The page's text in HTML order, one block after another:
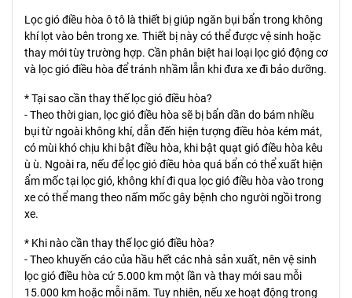
Lọc gió điều hòa ô tô là thiết bị giúp ngăn bụi bẩn trong không
khí lọt vào bên trong xe. Thiết bị này có thể được vệ sinh hoặc
thay mới tùy trường hợp. Cần phân biệt hai loại lọc gió động cơ
và lọc gió điều hòa để tránh nhầm lẫn khi đưa xe đi bảo dưỡng.
* Tại sao cần thay thế lọc gió điều hòa?
- Theo thời gian, lọc gió điều hòa sẽ bị bẩn dần do bám nhiều
bụi từ ngoài không khí, dẫn đến hiện tượng điều hòa kém mát,
có mùi khó chịu khi bật điều hòa, khi bật quạt gió điều hòa kêu
ù ù. Ngoài ra, nếu để lọc gió điều hòa quá bẩn có thể xuất hiện
ẩm mốc tại lọc gió, không khí đi qua lọc gió điều hòa vào trong
xe có thể mang theo nấm mốc gây bệnh cho người ngồi trong
xe.
* Khi nào cần thay thế lọc gió điều hòa?
- Theo khuyến cáo của hầu hết các nhà sản xuất, nên vệ sinh
lọc gió điều hòa cứ 5.000 km một lần và thay mới sau mỗi
15.000 km hoặc mỗi năm. Tuy nhiên, nếu xe hoạt động trong